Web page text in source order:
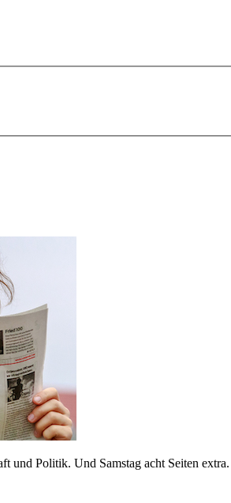
und Politik. Und Samstag acht Seiten extra.